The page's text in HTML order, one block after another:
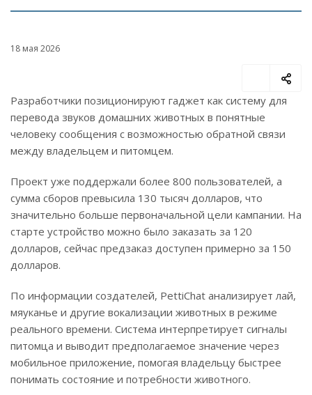
18 мая 2026
Разработчики позиционируют гаджет как систему для
перевода звуков домашних животных в понятные
человеку сообщения с возможностью обратной связи
между владельцем и питомцем.
Проект уже поддержали более 800 пользователей, а
сумма сборов превысила 130 тысяч долларов, что
значительно больше первоначальной цели кампании. На
старте устройство можно было заказать за 120
долларов, сейчас предзаказ доступен примерно за 150
долларов.
По информации создателей, PettiChat анализирует лай,
мяуканье и другие вокализации животных в режиме
реального времени. Система интерпретирует сигналы
питомца и выводит предполагаемое значение через
мобильное приложение, помогая владельцу быстрее
понимать состояние и потребности животного.